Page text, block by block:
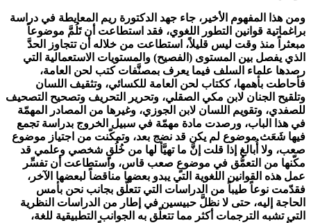
ومن هذا المفهوم الأخير، جاء جهد الدكتورة ريم المعايطة في دراسة
براغماتية قوانين التطور اللغوي، فقد استطاعت أن تَلُمَّ موضوعاً
مبعثراً منذ وقت ليس قليلاً، استطاعت من خلاله أن تتجاوز الحدَّ
الذي يفصل بين المستوى (الفصيح) والمستويات الاستعمالية التي
رصدها علماء السلف فيما يعرف بمصنَّفات كتب لحن العامة،
فأحاطت بأهمها، ككتاب لحن العامة للكسائي، وتثقيف اللسان
وتلقيح الجنان لابن مكي الصقلي، وتحرير التحريف وتصحيح التصحيف
للصفدي، وتقويم اللسان لابن الجوزي، وغيرها من المصادر المهمّة
في هذا الباب، ورصدت مادة مهمّة في سبيل الخروج بدراسة تجمع
فيها شَعَث موضوع لم يكن قد نضج بعد، وتمكّنت من اجتياز موضوع
صعب، ولا أُبالغ إذا قلت إنَّ ما تهيَّأ لها من خُلُقٍ شخصي وعلمي قد
مكّنها من التعمُّق في موضوعٍ صعب قاس، واستطاعت أن تفسِّر
عمل هذه القوانين اللغوية التي يبدو بعضها مناقضاً لبعضها الآخر،
فقدّمت نوعاً طيباً من الدراسات التي تتعلّق بجانب نحن بأمس
الحاجة إليه، حتى لا نظلَّ حبيسين في إطار من الدراسات النظرية
التي تشبه الترجمات أكثر مما تتعلّق به الجوانب التطبيقية للغة،